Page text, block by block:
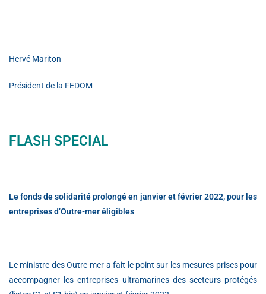
Hervé Mariton
Président de la FEDOM
FLASH SPECIAL
Le fonds de solidarité prolongé en janvier et février 2022, pour les
entreprises d’Outre-mer éligibles
Le ministre des Outre-mer a fait le point sur les mesures prises pour
accompagner les entreprises ultramarines des secteurs protégés